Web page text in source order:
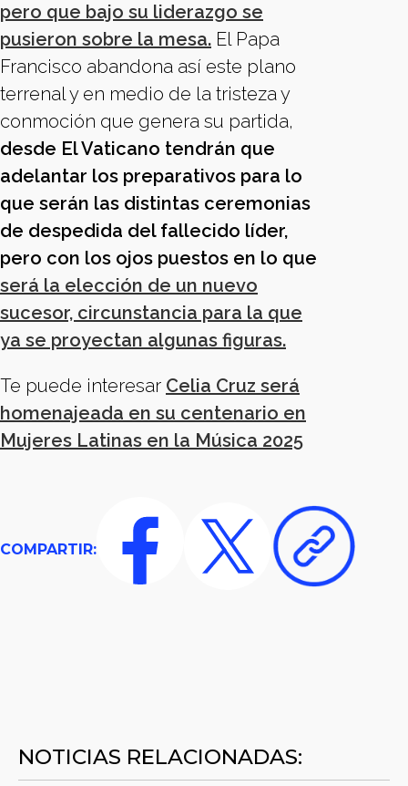
pero que bajo su liderazgo se
pusieron sobre la mesa. El Papa
Francisco abandona así este plano
terrenal y en medio de la tristeza y
conmoción que genera su partida,
desde El Vaticano tendrán que
adelantar los preparativos para lo
que serán las distintas ceremonias
de despedida del fallecido líder,
pero con los ojos puestos en lo que
será la elección de un nuevo
sucesor, circunstancia para la que
ya se proyectan algunas figuras.
Te puede interesar Celia Cruz será
homenajeada en su centenario en
Mujeres Latinas en la Música 2025
COMPARTIR:
NOTICIAS RELACIONADAS: